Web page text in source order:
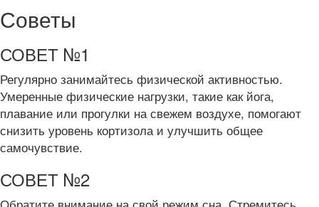
Советы
СОВЕТ №1
Регулярно занимайтесь физической активностью.
Умеренные физические нагрузки, такие как йога,
плавание или прогулки на свежем воздухе, помогают
снизить уровень кортизола и улучшить общее
самочувствие.
СОВЕТ №2